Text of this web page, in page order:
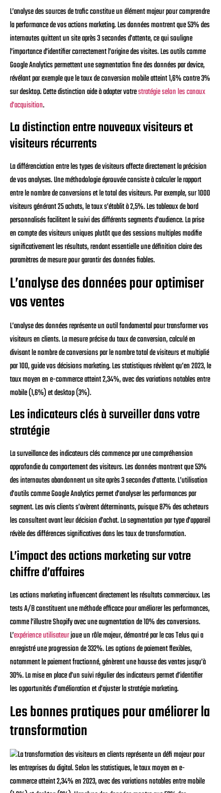
L’analyse des sources de trafic constitue un élément majeur pour comprendre
la performance de vos actions marketing. Les données montrent que 53% des
internautes quittent un site après 3 secondes d’attente, ce qui souligne
l’importance d’identifier correctement l’origine des visites. Les outils comme
Google Analytics permettent une segmentation fine des données par device,
révélant par exemple que le taux de conversion mobile atteint 1,6% contre 3%
sur desktop. Cette distinction aide à adapter votrestratégie selon les canaux
d’acquisition.
La distinction entre nouveaux visiteurs et
visiteurs récurrents
La différenciation entre les types de visiteurs affecte directement la précision
de vos analyses. Une méthodologie éprouvée consiste à calculer le rapport
entre le nombre de conversions et le total des visiteurs. Par exemple, sur 1000
visiteurs générant 25 achats, le taux s’établit à 2,5%. Les tableaux de bord
personnalisés facilitent le suivi des différents segments d’audience. La prise
en compte des visiteurs uniques plutôt que des sessions multiples modifie
significativement les résultats, rendant essentielle une définition claire des
paramètres de mesure pour garantir des données fiables.
L’analyse des données pour optimiser
vos ventes
L’analyse des données représente un outil fondamental pour transformer vos
visiteurs en clients. La mesure précise du taux de conversion, calculé en
divisant le nombre de conversions par le nombre total de visiteurs et multiplié
par 100, guide vos décisions marketing. Les statistiques révèlent qu’en 2023, le
taux moyen en e-commerce atteint 2,34%, avec des variations notables entre
mobile (1,6%) et desktop (3%).
Les indicateurs clés à surveiller dans votre
stratégie
La surveillance des indicateurs clés commence par une compréhension
approfondie du comportement des visiteurs. Les données montrent que 53%
des internautes abandonnent un site après 3 secondes d’attente. L’utilisation
d’outils comme Google Analytics permet d’analyser les performances par
segment. Les avis clients s’avèrent déterminants, puisque 87% des acheteurs
les consultent avant leur décision d’achat. La segmentation par type d’appareil
révèle des différences significatives dans les taux de transformation.
L’impact des actions marketing sur votre
chiffre d’affaires
Les actions marketing influencent directement les résultats commerciaux. Les
tests A/B constituent une méthode efficace pour améliorer les performances,
comme l’illustre Shopify avec une augmentation de 10% des conversions.
L’expérience utilisateurjoue un rôle majeur, démontré par le cas Telus qui a
enregistré une progression de 332%. Les options de paiement flexibles,
notamment le paiement fractionné, génèrent une hausse des ventes jusqu’à
30%. La mise en place d’un suivi régulier des indicateurs permet d’identifier
les opportunités d’amélioration et d’ajuster la stratégie marketing.
Les bonnes pratiques pour améliorer la
transformation
La transformation des visiteurs en clients représente un défi majeur pour
les entreprises du digital. Selon les statistiques, le taux moyen en e-
commerce atteint 2,34% en 2023, avec des variations notables entre mobile